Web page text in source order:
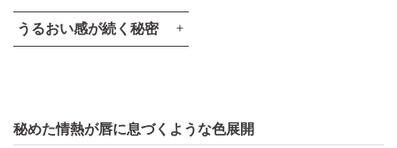
うるおい感が続く秘密
秘めた情熱が唇に息づくような色展開